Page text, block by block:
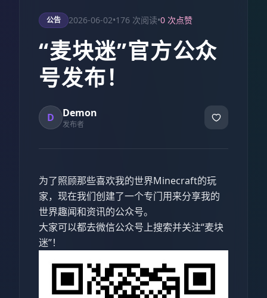
公告 2026-06-02•176 次阅读•0 次点赞
“麦块迷”官方公众
号发布！
D Demon
发布者
为了照顾那些喜欢我的世界Minecraft的玩
家，现在我们创建了一个专门用来分享我的
世界趣闻和资讯的公众号。
大家可以都去微信公众号上搜索并关注“麦块
迷”！